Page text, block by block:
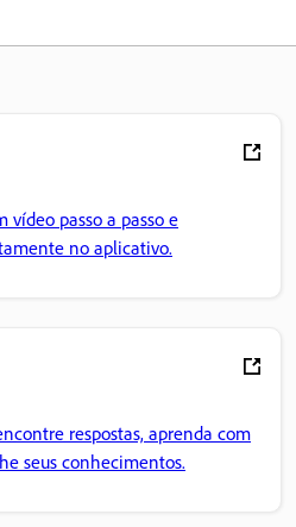
passo a passo e
no aplicativo.
respostas, aprenda com
seus conhecimentos.